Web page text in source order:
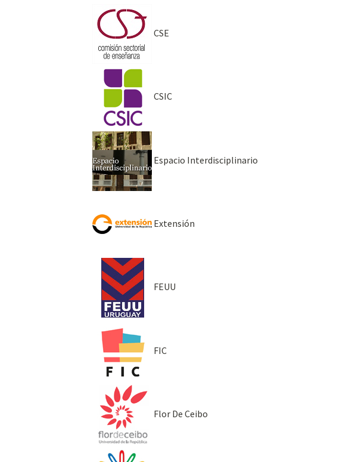
CSE
CSIC
Espacio Interdisciplinario
Extensión
FEUU
FIC
Flor De Ceibo